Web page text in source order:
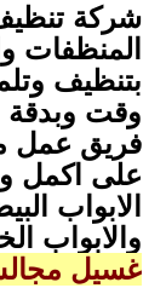
شركة
المنظفات
بتنظيف
وقت وبدقة
فريق عمل
على اكمل
الابواب
والابواب
غسيل